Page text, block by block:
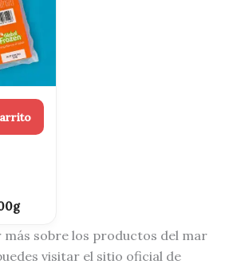
más sobre los productos del mar
visitar el sitio oficial de